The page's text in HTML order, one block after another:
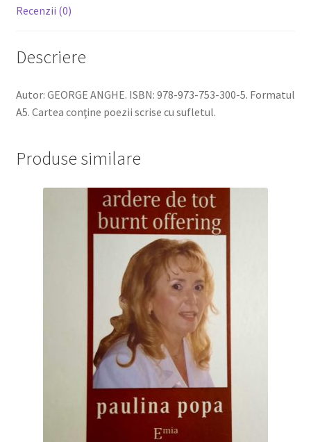
Recenzii (0)
Descriere
Autor: GEORGE ANGHE. ISBN: 978-973-753-300-5. Formatul
A5. Cartea conţine poezii scrise cu sufletul.
Produse similare